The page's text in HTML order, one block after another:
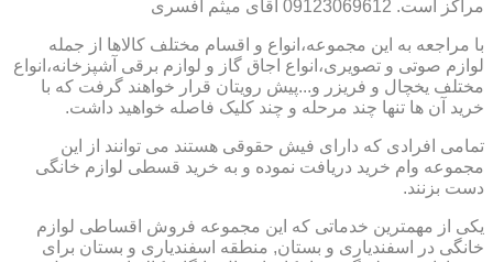
مراکز است. 09123069612 آقای میثم افسری
با مراجعه به این مجموعه،انواع و اقسام مختلف کالاها از جمله
لوازم صوتی و تصویری،انواع اجاق گاز و لوازم برقی آشپزخانه،انواع
مختلف یخچال و فریزر و...پیش رویتان قرار خواهند گرفت که با
خرید آن ها تنها چند مرحله و چند کلیک فاصله خواهید داشت.
تمامی افرادی که دارای فیش حقوقی هستند می توانند از این
مجموعه وام خرید دریافت نموده و به خرید قسطی لوازم خانگی
دست بزنند.
یکی از مهمترین خدماتی که این مجموعه فروش اقساطی لوازم
خانگی در اسفندیاری و بستان, منطقه اسفندیاری و بستان برای